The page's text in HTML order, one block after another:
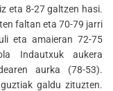
eta 8-27 galtzen hasi.
faltan eta 70-79 jarri
eta amaieran 72-75
Indautxuk aukera
aurka (78-53).
galdu zituzten.